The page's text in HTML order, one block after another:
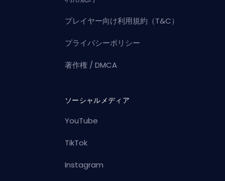
プレイヤー向け利用規約（T&C）
プライバシーポリシー
著作権 / DMCA
ソーシャルメディア
YouTube
TikTok
Instagram